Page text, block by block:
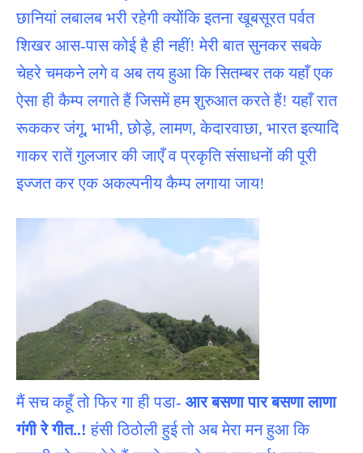
छानियां लबालब भरी रहेगी क्योंकि इतना खूबसूरत पर्वत
शिखर आस-पास कोई है ही नहीं! मेरी बात सुनकर सबके
चेहरे चमकने लगे व अब तय हुआ कि सितम्बर तक यहाँ एक
ऐसा ही कैम्प लगाते हैं जिसमें हम शुरुआत करते हैं! यहाँ रात
रूककर जंगू, भाभी, छोड़े, लामण, केदारवाछा, भारत इत्यादि
गाकर रातें गुलजार की जाएँ व प्रकृति संसाधनों की पूरी
इज्जत कर एक अकल्पनीय कैम्प लगाया जाय!
मैं सच कहूँ तो फिर गा ही पडा- आर बसणा पार बसणा लाणा
गंगी रे गीत..! हंसी ठिठोली हुई तो अब मेरा मन हुआ कि